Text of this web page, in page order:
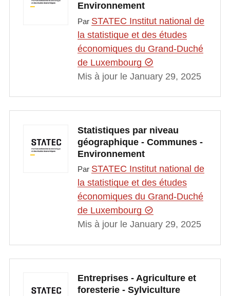
Environnement
Par STATEC Institut national de
la statistique et des études
économiques du Grand-Duché
de Luxembourg
Mis à jour le January 29, 2025
Statistiques par niveau
géographique - Communes -
Environnement
Par STATEC Institut national de
la statistique et des études
économiques du Grand-Duché
de Luxembourg
Mis à jour le January 29, 2025
Entreprises - Agriculture et
foresterie - Sylviculture